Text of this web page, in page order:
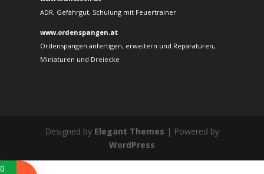
ADR, Gefahrgut, Schulung mit Feuertrainer
www.ordenspangen.at
Ordenspangen anfertigen, erweitern und Reparaturen,
Miniaturen und Dreiecke
Designed by Elegant Themes | Powered by
WordPress
0